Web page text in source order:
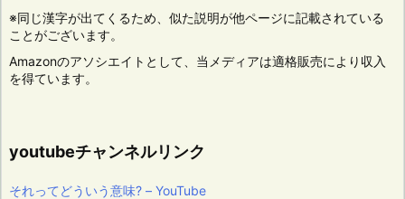
※同じ漢字が出てくるため、似た説明が他ページに記載されている
ことがございます。
Amazonのアソシエイトとして、当メディアは適格販売により収入
を得ています。
youtubeチャンネルリンク
それってどういう意味? – YouTube